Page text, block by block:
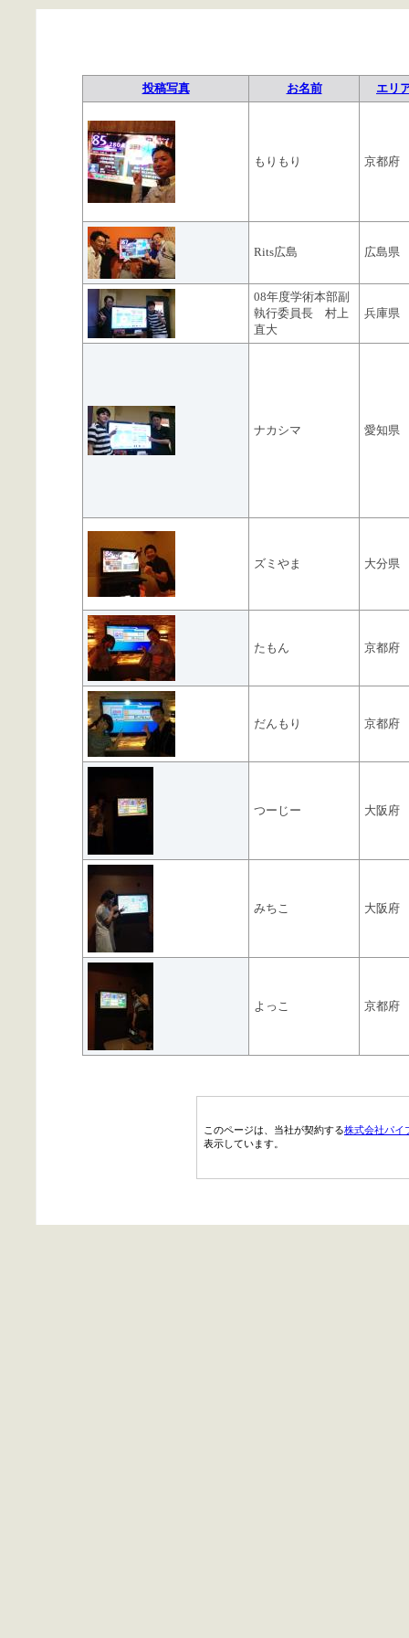
投稿写真 お名前 エリ
もりもり 京都府
Rits広島 広島県
08年度学術本部副
執行委員長 村上
直大
兵庫県
ナカシマ 愛知県
ズミやま 大分県
たもん 京都府
だんもり 京都府
つーじー 大阪府
みちこ 大阪府
よっこ 京都府
このページは、当社が契約する株式会社パイ
表示しています。